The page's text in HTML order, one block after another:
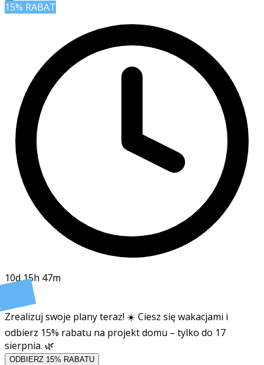
15% RABAT
10d 15h 47m
Zrealizuj swoje plany teraz! ☀️ Ciesz się wakacjami i
odbierz 15% rabatu na projekt domu – tylko do 17
sierpnia. 🌿
ODBIERZ 15% RABATU